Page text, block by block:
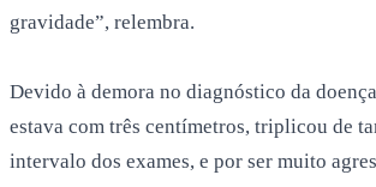
gravidade”, relembra.
Devido à demora no diagnóstico da
estava com três centímetros, triplicou de
intervalo dos exames, e por ser muito